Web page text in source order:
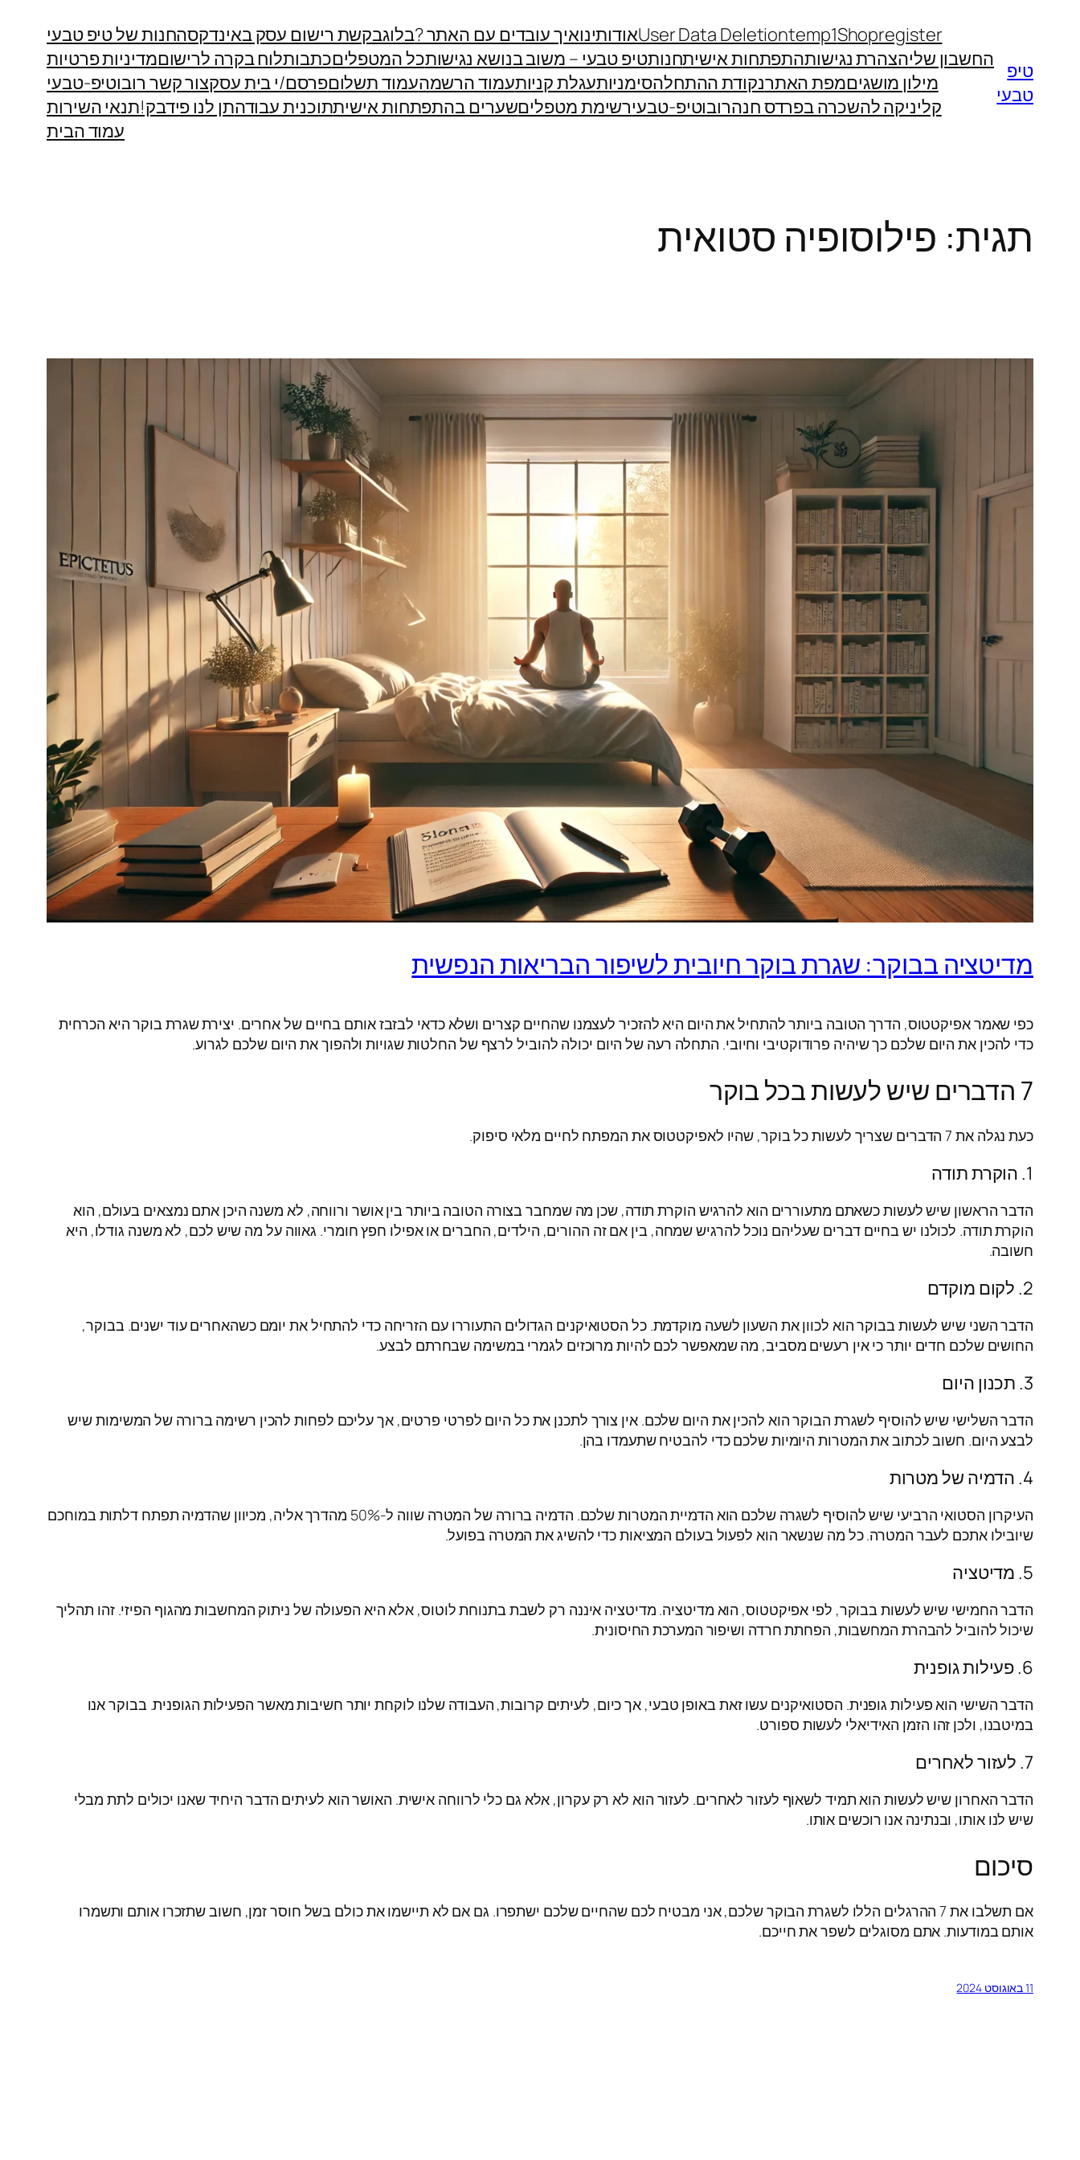
טיפ
טבעי
register
Shop
temp1
User Data Deletionאודותינואיך עובדים עם האתר ?בלוגבקשת רישום עסק באינדקסהחנות של טיפ טבעי
החשבון שליהצהרת נגישותהתפתחות אישיתחנותטיפ טבעי – משוב בנושא נגישותכל המטפליםכתבותלוח בקרה לרישוםמדיניות פרטיות
מילון מושגיםמפת האתרנקודת ההתחלהסימניותעגלת קניותעמוד הרשמהעמוד תשלוםפרסם/י בית עסקצור קשר רובוטיפ-טבעי
קליניקה להשכרה בפרדס חנהרובוטיפ-טבעירשימת מטפליםשערים בהתפתחות אישיתתוכנית עבודהתן לנו פידבק!תנאי השירות
עמוד הבית
תגית: פילוסופיה סטואית
מדיטציה בבוקר: שגרת בוקר חיובית לשיפור הבריאות הנפשית
כפי שאמר אפיקטטוס, הדרך הטובה ביותר להתחיל את היום היא להזכיר לעצמנו שהחיים קצרים ושלא כדאי לבזבז אותם בחיים של אחרים. יצירת שגרת בוקר היא הכרחית
כדי להכין את היום שלכם כך שיהיה פרודוקטיבי וחיובי. התחלה רעה של היום יכולה להוביל לרצף של החלטות שגויות ולהפוך את היום שלכם לגרוע.
7 הדברים שיש לעשות בכל בוקר
כעת נגלה את 7 הדברים שצריך לעשות כל בוקר, שהיו לאפיקטטוס את המפתח לחיים מלאי סיפוק.
1. הוקרת תודה
הדבר הראשון שיש לעשות כשאתם מתעוררים הוא להרגיש הוקרת תודה, שכן מה שמחבר בצורה הטובה ביותר בין אושר ורווחה, לא משנה היכן אתם נמצאים בעולם, הוא
הוקרת תודה. לכולנו יש בחיים דברים שעליהם נוכל להרגיש שמחה, בין אם זה ההורים, הילדים, החברים או אפילו חפץ חומרי. גאווה על מה שיש לכם, לא משנה גודלו, היא
חשובה.
2. לקום מוקדם
הדבר השני שיש לעשות בבוקר הוא לכוון את השעון לשעה מוקדמת. כל הסטואיקנים הגדולים התעוררו עם הזריחה כדי להתחיל את יומם כשהאחרים עוד ישנים. בבוקר,
החושים שלכם חדים יותר כי אין רעשים מסביב, מה שמאפשר לכם להיות מרוכזים לגמרי במשימה שבחרתם לבצע.
3. תכנון היום
הדבר השלישי שיש להוסיף לשגרת הבוקר הוא להכין את היום שלכם. אין צורך לתכנן את כל היום לפרטי פרטים, אך עליכם לפחות להכין רשימה ברורה של המשימות שיש
לבצע היום. חשוב לכתוב את המטרות היומיות שלכם כדי להבטיח שתעמדו בהן.
4. הדמיה של מטרות
העיקרון הסטואי הרביעי שיש להוסיף לשגרה שלכם הוא הדמיית המטרות שלכם. הדמיה ברורה של המטרה שווה ל-50% מהדרך אליה, מכיוון שהדמיה תפתח דלתות במוחכם
שיובילו אתכם לעבר המטרה. כל מה שנשאר הוא לפעול בעולם המציאות כדי להשיג את המטרה בפועל.
5. מדיטציה
הדבר החמישי שיש לעשות בבוקר, לפי אפיקטטוס, הוא מדיטציה. מדיטציה איננה רק לשבת בתנוחת לוטוס, אלא היא הפעולה של ניתוק המחשבות מהגוף הפיזי. זהו תהליך
שיכול להוביל להבהרת המחשבות, הפחתת חרדה ושיפור המערכת החיסונית.
6. פעילות גופנית
הדבר השישי הוא פעילות גופנית. הסטואיקנים עשו זאת באופן טבעי, אך כיום, לעיתים קרובות, העבודה שלנו לוקחת יותר חשיבות מאשר הפעילות הגופנית. בבוקר אנו
במיטבנו, ולכן זהו הזמן האידיאלי לעשות ספורט.
7. לעזור לאחרים
הדבר האחרון שיש לעשות הוא תמיד לשאוף לעזור לאחרים. לעזור הוא לא רק עקרון, אלא גם כלי לרווחה אישית. האושר הוא לעיתים הדבר היחיד שאנו יכולים לתת מבלי
שיש לנו אותו, ובנתינה אנו רוכשים אותו.
סיכום
אם תשלבו את 7 ההרגלים הללו לשגרת הבוקר שלכם, אני מבטיח לכם שהחיים שלכם ישתפרו. גם אם לא תיישמו את כולם בשל חוסר זמן, חשוב שתזכרו אותם ותשמרו
אותם במודעות. אתם מסוגלים לשפר את חייכם.
11 באוגוסט 2024